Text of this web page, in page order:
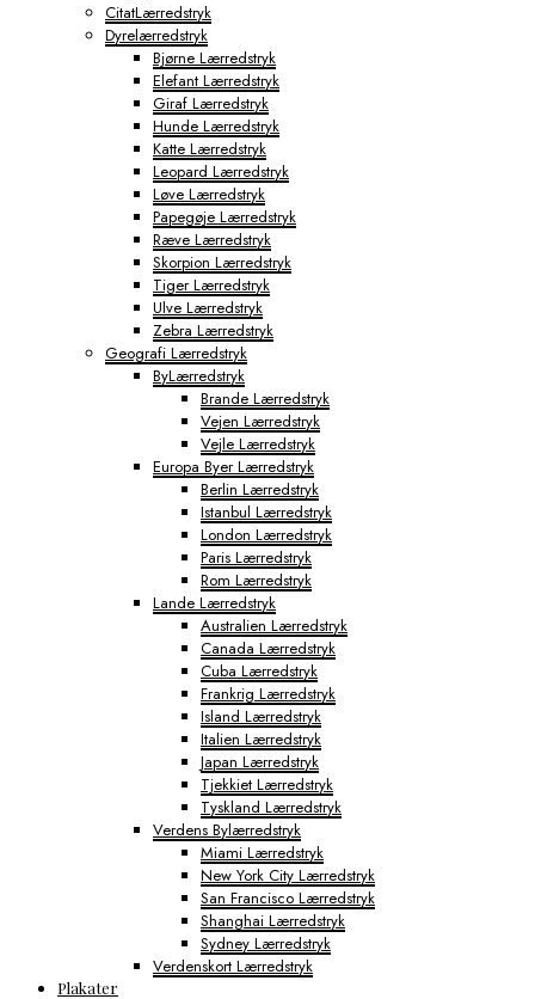
Japan Fototapeter
Kenya Fototapeter
Tyskland Fototapeter
Verdens Byfototapeter
Boston Fototapeter
Chicago Fototapeter
Los Angeles Fototapeter
Miami Fototapeter
New York City Fototapeter
Philadelphia Fototapeter
San Francisco Fototapeter
Shanghai Fototapeter
Sydney Fototapeter
Tokyo Fototapeter
Verdenskort Fototapeter
CitatLærredstryk
Dyrelærredstryk
Bjørne Lærredstryk
Elefant Lærredstryk
Giraf Lærredstryk
Hunde Lærredstryk
Katte Lærredstryk
Leopard Lærredstryk
Løve Lærredstryk
Papegøje Lærredstryk
Ræve Lærredstryk
Skorpion Lærredstryk
Tiger Lærredstryk
Ulve Lærredstryk
Zebra Lærredstryk
Geografi Lærredstryk
ByLærredstryk
Brande Lærredstryk
Vejen Lærredstryk
Vejle Lærredstryk
Europa Byer Lærredstryk
Berlin Lærredstryk
Istanbul Lærredstryk
London Lærredstryk
Paris Lærredstryk
Rom Lærredstryk
Lande Lærredstryk
Australien Lærredstryk
Canada Lærredstryk
Cuba Lærredstryk
Frankrig Lærredstryk
Island Lærredstryk
Italien Lærredstryk
Japan Lærredstryk
Tjekkiet Lærredstryk
Tyskland Lærredstryk
Verdens Bylærredstryk
Miami Lærredstryk
New York City Lærredstryk
San Francisco Lærredstryk
Shanghai Lærredstryk
Sydney Lærredstryk
Verdenskort Lærredstryk
Plakater